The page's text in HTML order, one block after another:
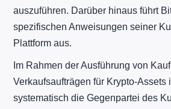
auszuführen. Darüber hinaus führt
spezifischen Anweisungen seiner
Plattform aus.
Im Rahmen der Ausführung von
Verkaufsaufträgen für Krypto-Assets
systematisch die Gegenpartei des